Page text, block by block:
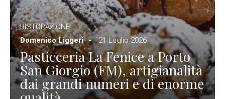
RISTORAZIONE
Domenico Liggeri
21 Luglio 2026
Pasticceria La Fenice a Porto
San Giorgio (FM), artigianalità
dai grandi numeri e di enorme